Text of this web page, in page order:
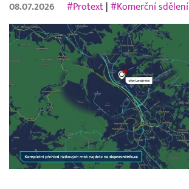
08.07.2026 #Protext |#Komerční sdělení